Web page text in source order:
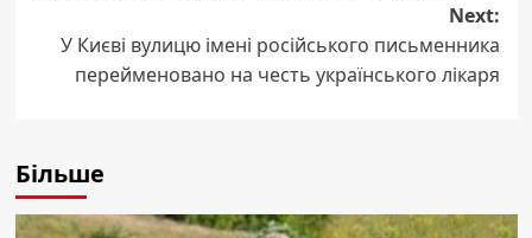
Next:
У Києві вулицю імені російського письменника
перейменовано на честь українського лікаря
Більше